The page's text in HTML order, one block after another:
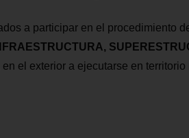
a participar en el procedimiento
en el exterior a ejecutarse en territorio